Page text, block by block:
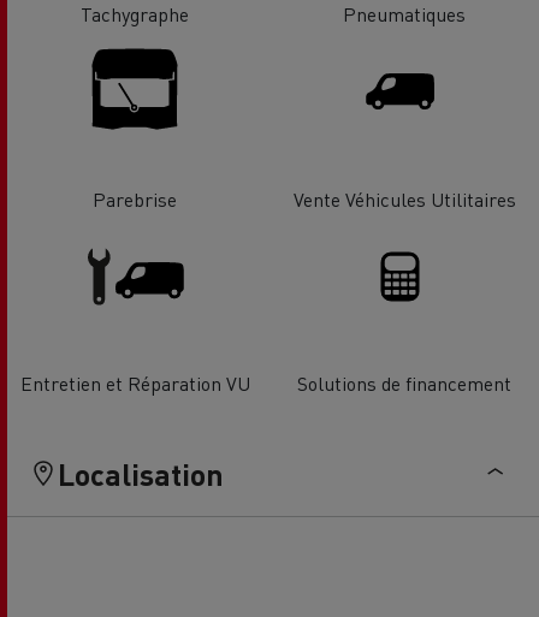
Tachygraphe Pneumatiques
Parebrise Vente Véhicules Utilitaires
Entretien et Réparation VU Solutions de financement
Localisation